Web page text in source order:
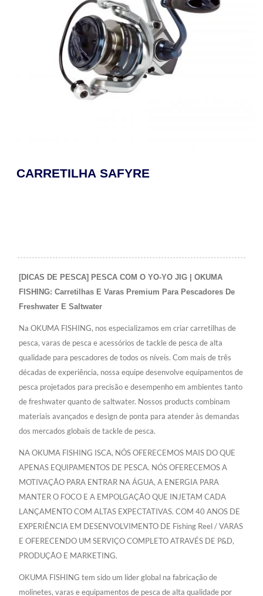
CARRETILHA SAFYRE
[DICAS DE PESCA] PESCA COM O YO-YO JIG | OKUMA
FISHING: Carretilhas E Varas Premium Para Pescadores De
Freshwater E Saltwater
Na OKUMA FISHING, nos especializamos em criar carretilhas de
pesca, varas de pesca e acessórios de tackle de pesca de alta
qualidade para pescadores de todos os níveis. Com mais de três
décadas de experiência, nossa equipe desenvolve equipamentos de
pesca projetados para precisão e desempenho em ambientes tanto
de freshwater quanto de saltwater. Nossos products combinam
materiais avançados e design de ponta para atender às demandas
dos mercados globais de tackle de pesca.
NA OKUMA FISHING ISCA, NÓS OFERECEMOS MAIS DO QUE
APENAS EQUIPAMENTOS DE PESCA. NÓS OFERECEMOS A
MOTIVAÇÃO PARA ENTRAR NA ÁGUA, A ENERGIA PARA
MANTER O FOCO E A EMPOLGAÇÃO QUE INJETAM CADA
LANÇAMENTO COM ALTAS EXPECTATIVAS. COM 40 ANOS DE
EXPERIÊNCIA EM DESENVOLVIMENTO DE Fishing Reel / VARAS
E OFERECENDO UM SERVIÇO COMPLETO ATRAVÉS DE P&D,
PRODUÇÃO E MARKETING.
OKUMA FISHING tem sido um líder global na fabricação de
molinetes, varas e equipamentos de pesca de alta qualidade por